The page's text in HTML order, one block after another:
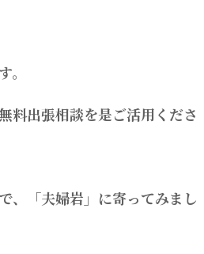
料出張相談を是ご活用くださ
、「夫婦岩」に寄ってみまし